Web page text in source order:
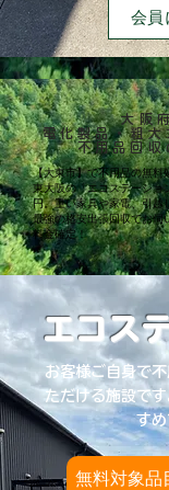
会員
大阪
電化製品・粗
不用品回
【大東市】で不用品の無料
東大阪の「エコステーショ
円。重い家具や家電、引越
最強の格安出張回収でお伺
料金確定！
エコス
お客様ご自身で
ただける施設で
すめ
無料対象品